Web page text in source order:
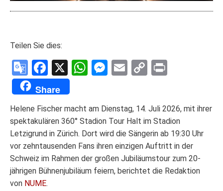
Teilen Sie dies:
Google
Translate
Facebook
X WhatsApp
Messenger
Email
Copy
Share
Helene Fischer macht am Dienstag, 14. Juli 2026, mit ihrer
spektakulären 360° Stadion Tour Halt im Stadion
Letzigrund in Zürich. Dort wird die Sängerin ab 19:30 Uhr
vor zehntausenden Fans ihren einzigen Auftritt in der
Schweiz im Rahmen der großen Jubiläumstour zum 20-
jährigen Bühnenjubiläum feiern, berichtet die Redaktion
von NUME.